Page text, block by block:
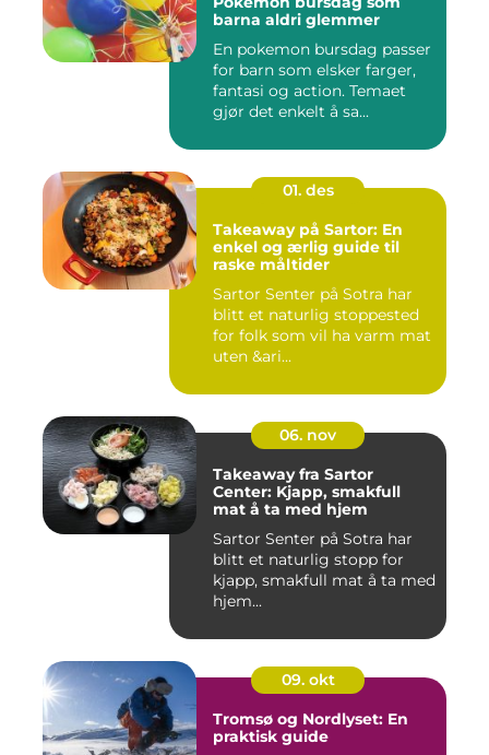
barna aldri glemmer
En pokemon bursdag passer
for barn som elsker farger,
fantasi og action. Temaet
gjør det enkelt å sa...
01. des
Takeaway på Sartor: En
enkel og ærlig guide til
raske måltider
Sartor Senter på Sotra har
blitt et naturlig stoppested
for folk som vil ha varm mat
uten &ari...
06. nov
Takeaway fra Sartor
Center: Kjapp, smakfull
mat å ta med hjem
Sartor Senter på Sotra har
blitt et naturlig stopp for
kjapp, smakfull mat å ta med
hjem...
09. okt
Tromsø og Nordlyset: En
praktisk guide